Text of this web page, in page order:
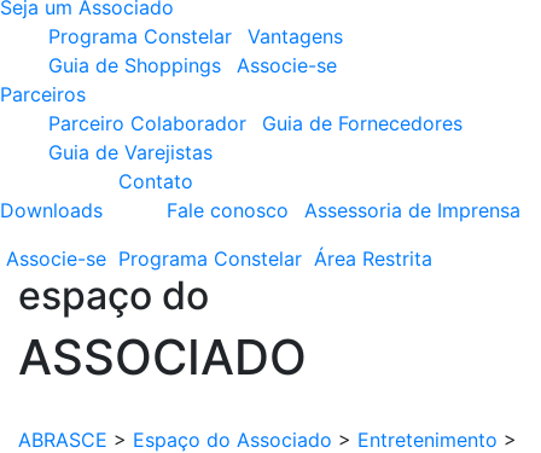
Seja um Associado
Programa Constelar
Vantagens
Guia de Shoppings
Associe-se
Parceiros
Parceiro Colaborador
Guia de Fornecedores
Guia de Varejistas
Downloads
Contato
Fale conosco
Assessoria de Imprensa
Associe-se Programa Constelar Área Restrita
espaço do
ASSOCIADO
ABRASCE > Espaço do Associado > Entretenimento >